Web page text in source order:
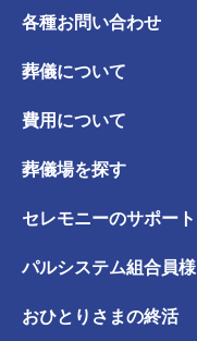
各種お問い合わせ
葬儀について
費用について
葬儀場を探す
セレモニーのサポート
パルシステム組合員様
おひとりさまの終活